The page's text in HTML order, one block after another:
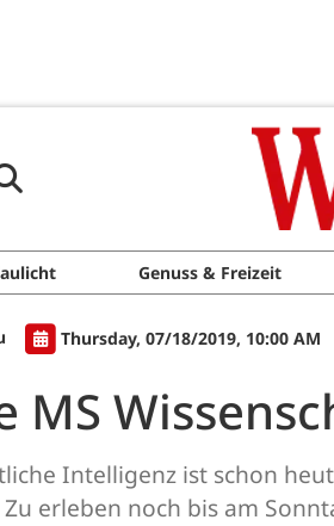
Genuss & Freizeit
Thursday, 07/18/2019, 10:00 AM
MS
Intelligenz ist schon
erleben noch bis am